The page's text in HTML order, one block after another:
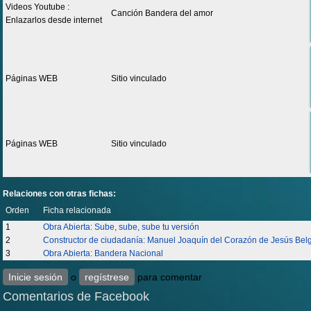
Videos Youtube :
Enlazarlos desde internet
Canción Bandera del amor
Páginas WEB Sitio vinculado
Páginas WEB Sitio vinculado
Relaciones con otras fichas:
Orden
Ficha relacionada
1
Obra Abierta: Sube, sube, sube tu versión
2
Constructor de ciudadanía: Manuel Joaquín del Corazón de Jesús
3
Obra Abierta: Bandera Nacional
Inicie sesión o regístrese para comentar
Comentarios de Facebook